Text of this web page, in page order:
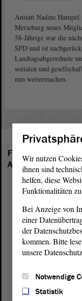
Anstatt Nadine
Merseburg neues
58-Jährige war die
SPD und ist
Landtagsabgeordnete
sozialen und
nun weitermachen.
Folgende
Anhalt vertreten:
Wir nutzen
ihnen sind
helfen, diese
Funktionalitäten
Bei Anzeige von
einer
der
kommen. Bitte
unsere
Notwendige
Statistik